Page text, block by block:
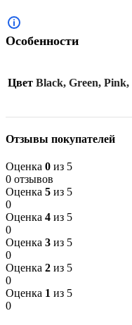
Особенности
Цвет Black, Green,
Отзывы покупателей
Оценка 0 из 5
0 отзывов
Оценка 5 из 5
0
Оценка 4 из 5
0
Оценка 3 из 5
0
Оценка 2 из 5
0
Оценка 1 из 5
0